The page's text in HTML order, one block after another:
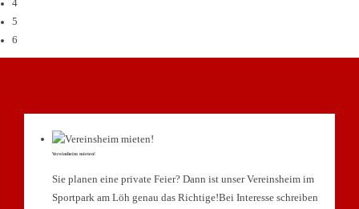
4
5
6
Vereinsheim mieten!
Sie planen eine private Feier? Dann ist unser Vereinsheim im
Sportpark am Löh genau das Richtige!Bei Interesse schreiben